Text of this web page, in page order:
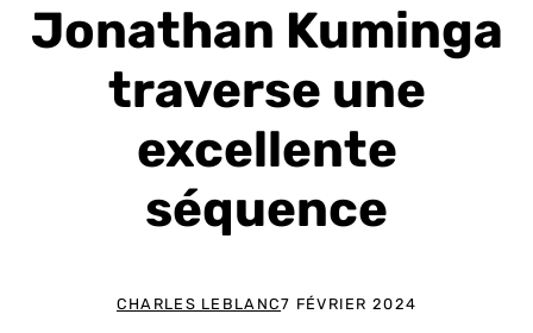
Jonathan Kuminga
traverse une
excellente
séquence
CHARLES LEBLANC7 FÉVRIER 2024